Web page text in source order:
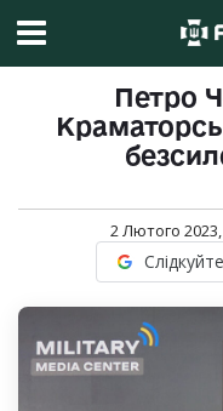
Петро
2 Лютого